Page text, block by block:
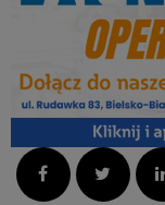
Facebook Twitter